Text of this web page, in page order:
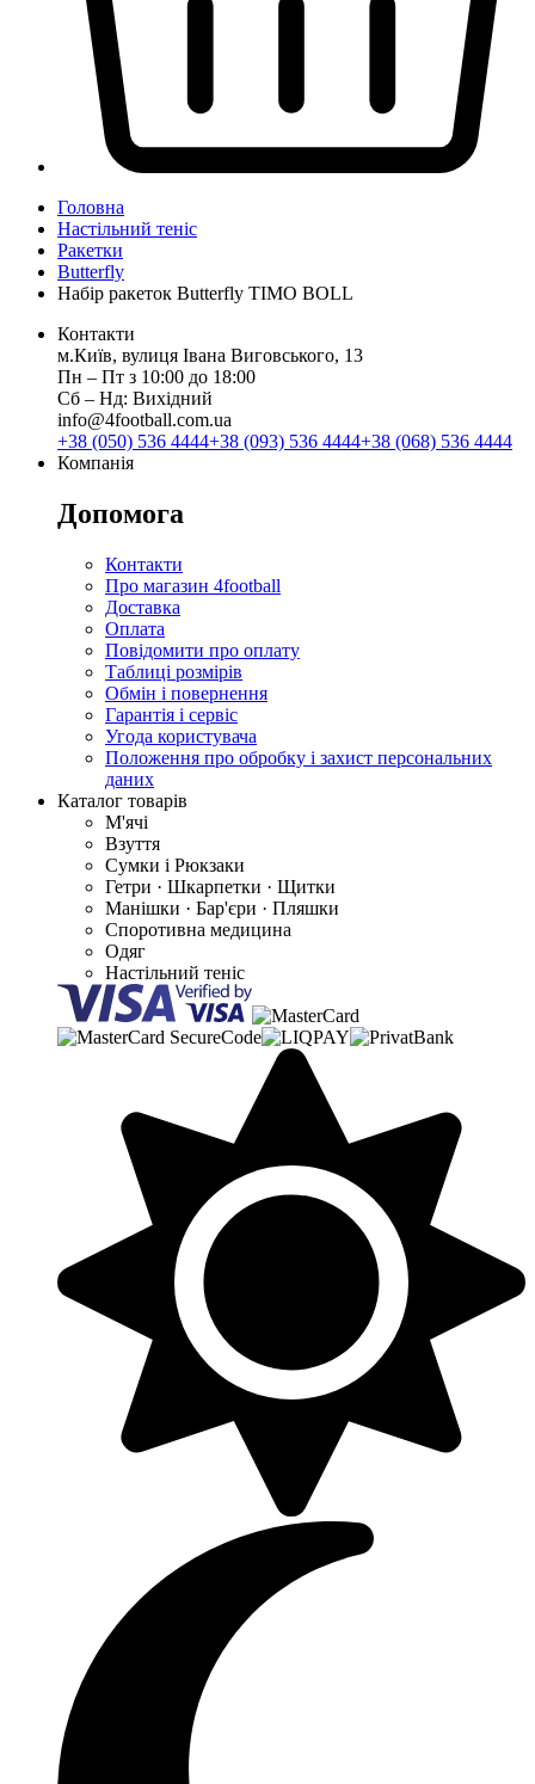
Головна
Настільний теніс
Ракетки
Butterfly
Набір ракеток Butterfly TIMO BOLL
Контакти
м.Київ, вулиця Івана Виговського, 13
Пн ‒ Пт з 10:00 до 18:00
Сб ‒ Нд: Вихідний
info@4football.com.ua
+38 (050) 536 4444+38 (093) 536 4444+38 (068) 536 4444
Компанія
Допомога
Контакти
Про магазин 4football
Доставка
Оплата
Повідомити про оплату
Таблиці розмірів
Обмін і повернення
Гарантія і сервіс
Угода користувача
Положення про обробку і захист персональних
даних
Каталог товарів
М'ячі
Взуття
Сумки і Рюкзаки
Гетри · Шкарпетки · Щитки
Манішки · Бар'єри · Пляшки
Споротивна медицина
Одяг
Настільний теніс